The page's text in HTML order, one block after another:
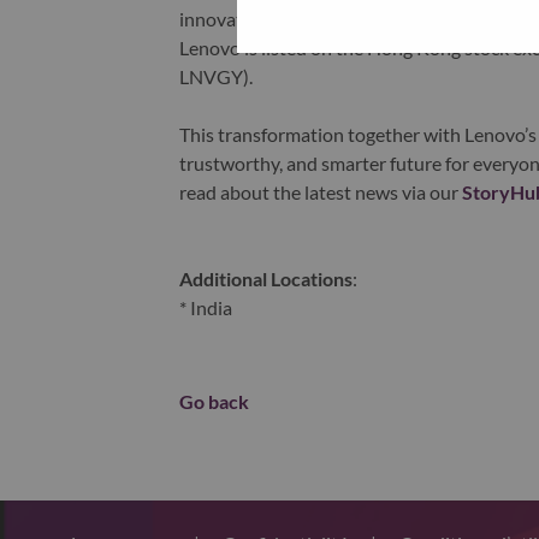
innovation is building a more equitable,
Lenovo is listed on the Hong Kong stock
LNVGY).
This transformation together with
trustworthy, and smarter future for
read about the latest news via our
Additional Locations:
* India
Go back